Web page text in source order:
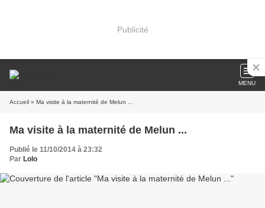
Publicité
MENU
Accueil » Ma visite à la maternité de Melun ...
Ma visite à la maternité de Melun ...
Publié le 11/10/2014 à 23:32
Par Lolo